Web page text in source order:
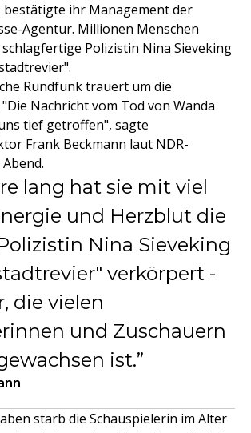
bestätigte ihr Management der
Agentur. Millionen Menschen
Polizistin Nina Sieveking
Rundfunk trauert um die
Nachricht vom Tod von Wanda
tief getroffen", sagte
Frank Beckmann laut NDR-
lang hat sie mit viel
und Herzblut die
Nina Sieveking
verkörpert -
die vielen
und Zuschauern
ist.
starb die Schauspielerin im Alter